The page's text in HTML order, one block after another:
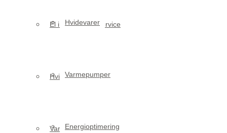
Hvidevarer
Varmepumper
Energioptimering
El installation / service
Hvidevarer
Varmepumper